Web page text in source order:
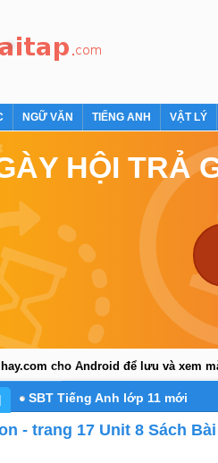
NGỮ VĂN TIẾNG ANH VẬT LÝ
HỘI TRẢ
cho Android để lưu và xem
SBT Tiếng Anh lớp 11 mới
- trang 17 Unit 8 Sách